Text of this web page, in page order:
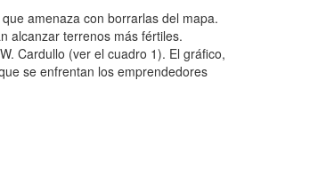
amenaza con borrarlas del mapa.
alcanzar terrenos más fértiles.
Cardullo (ver el cuadro 1). El gráfico,
se enfrentan los emprendedores